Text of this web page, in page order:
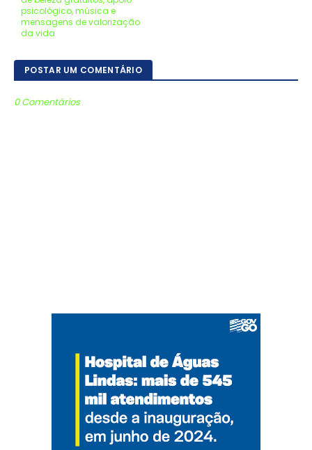
psicológico, música e
mensagens de valorização
da vida
POSTAR UM COMENTÁRIO
0 Comentários